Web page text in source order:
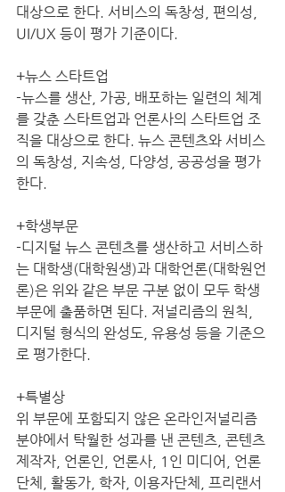
대상으로 한다. 서비스의 독창성, 편의성,
UI/UX 등이 평가 기준이다.
+뉴스 스타트업
-뉴스를 생산, 가공, 배포하는 일련의 체계
를 갖춘 스타트업과 언론사의 스타트업 조
직을 대상으로 한다. 뉴스 콘텐츠와 서비스
의 독창성, 지속성, 다양성, 공공성을 평가
한다.
​+학생부문
-디지털 뉴스 콘텐츠를 생산하고 서비스하
는 대학생(대학원생)과 대학언론(대학원언
론)은 위와 같은 부문 구분 없이 모두 학생
부문에 출품하면 된다. 저널리즘의 원칙,
디지털 형식의 완성도, 유용성 등을 기준으
로 평가한다.
+특별상
위 부문에 포함되지 않은 온라인저널리즘
분야에서 탁월한 성과를 낸 콘텐츠, 콘텐츠
제작자, 언론인, 언론사, 1인 미디어, 언론
단체, 활동가, 학자, 이용자단체, 프리랜서